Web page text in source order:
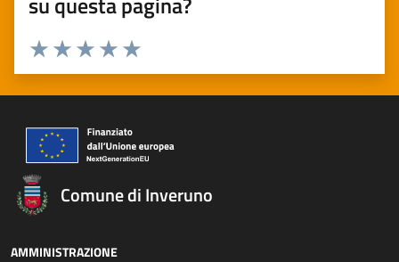
Valuta 5 stelle su 5
Valuta 4 stelle su 5
Valuta 3 stelle su 5
Valuta 2 stelle su 5
Valuta 1 stelle su 5
Comune di Inveruno
AMMINISTRAZIONE